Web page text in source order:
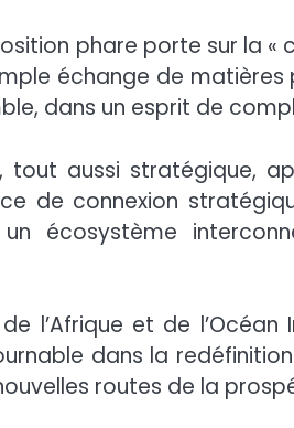
phare porte sur la «
échange de
dans un esprit de
tout aussi stratégique,
de connexion
écosystème
l’Afrique et de
dans la
routes de la